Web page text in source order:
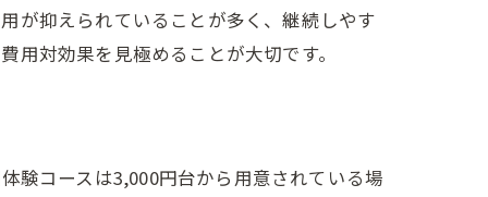
が抑えられていることが多く、継続しやす
対効果を見極めることが大切です。
験コースは3,000円台から用意されている場